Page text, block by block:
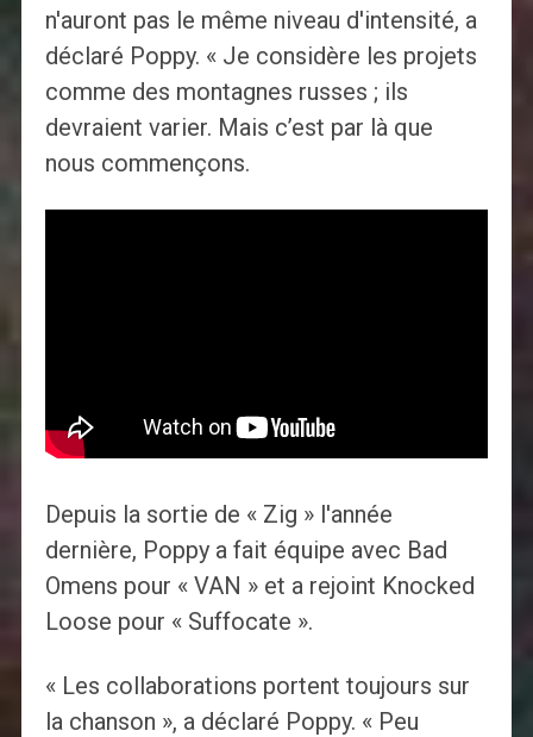
n'auront pas le même niveau d'intensité, a
déclaré Poppy. « Je considère les projets
comme des montagnes russes ; ils
devraient varier. Mais c’est par là que
nous commençons.
Depuis la sortie de « Zig » l'année
dernière, Poppy a fait équipe avec Bad
Omens pour « VAN » et a rejoint Knocked
Loose pour « Suffocate ».
« Les collaborations portent toujours sur
la chanson », a déclaré Poppy. « Peu